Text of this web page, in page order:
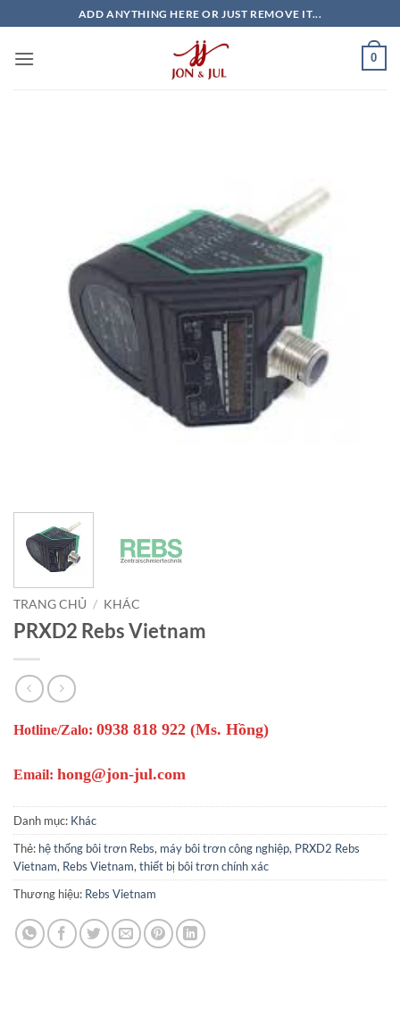
qua
nội
ADD ANYTHING HERE OR JUST REMOVE IT...
0
TRANG CHỦ / KHÁC
PRXD2 Rebs Vietnam
Hotline/Zalo: 0938 818 922 (Ms. Hồng)
Email: hong@jon-jul.com
Danh mục: Khác
Thẻ: hệ thống bôi trơn Rebs, máy bôi trơn công nghiệp, PRXD2 Rebs
Vietnam, Rebs Vietnam, thiết bị bôi trơn chính xác
Thương hiệu: Rebs Vietnam